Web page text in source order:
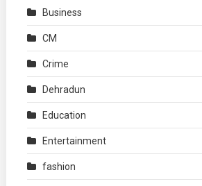
Business
CM
Crime
Dehradun
Education
Entertainment
fashion